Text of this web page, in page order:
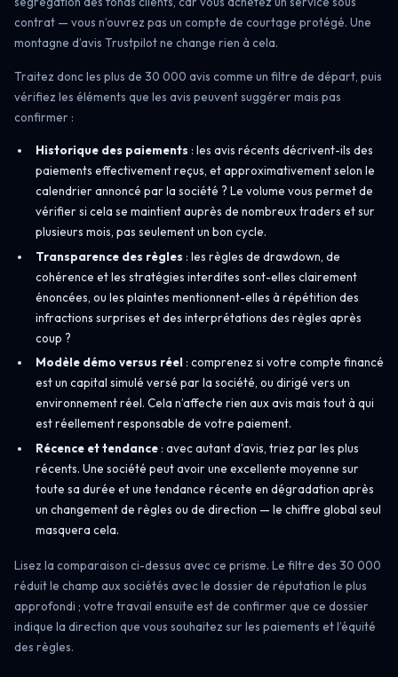
contrat — vous n’ouvrez pas un compte de courtage protégé. Une
montagne d’avis Trustpilot ne change rien à cela.
Traitez donc les plus de 30 000 avis comme un filtre de départ, puis
vérifiez les éléments que les avis peuvent suggérer mais pas
confirmer :
Historique des paiements : les avis récents décrivent-ils des
paiements effectivement reçus, et approximativement selon le
calendrier annoncé par la société ? Le volume vous permet de
vérifier si cela se maintient auprès de nombreux traders et sur
plusieurs mois, pas seulement un bon cycle.
Transparence des règles : les règles de drawdown, de
cohérence et les stratégies interdites sont-elles clairement
énoncées, ou les plaintes mentionnent-elles à répétition des
infractions surprises et des interprétations des règles après
coup ?
Modèle démo versus réel : comprenez si votre compte financé
est un capital simulé versé par la société, ou dirigé vers un
environnement réel. Cela n’affecte rien aux avis mais tout à qui
est réellement responsable de votre paiement.
Récence et tendance: avec autant d’avis, triez par les plus
récents. Une société peut avoir une excellente moyenne sur
toute sa durée et une tendance récente en dégradation après
un changement de règles ou de direction — le chiffre global seul
masquera cela.
Lisez la comparaison ci-dessus avec ce prisme. Le filtre des 30 000
réduit le champ aux sociétés avec le dossier de réputation le plus
approfondi ; votre travail ensuite est de confirmer que ce dossier
indique la direction que vous souhaitez sur les paiements et l’équité
des règles.